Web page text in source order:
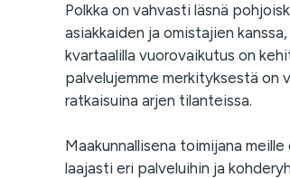
Polkka on vahvasti läsnä
asiakkaiden ja omistajien
kvartaalilla vuorovaikutus on
palvelujemme merkityksestä on
ratkaisuina arjen tilanteissa.
Maakunnallisena toimijana
laajasti eri palveluihin ja